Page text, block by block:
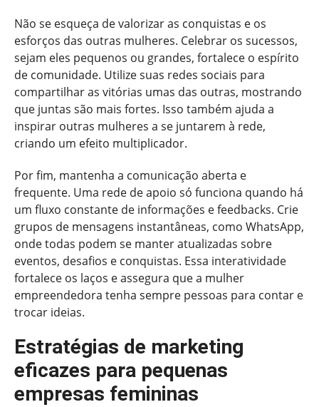
Não se esqueça de valorizar as conquistas e os
esforços das outras mulheres. Celebrar os sucessos,
sejam eles pequenos ou grandes, fortalece o espírito
de comunidade. Utilize suas redes sociais para
compartilhar as vitórias umas das outras, mostrando
que juntas são mais fortes. Isso também ajuda a
inspirar outras mulheres a se juntarem à rede,
criando um efeito multiplicador.
Por fim, mantenha a comunicação aberta e
frequente. Uma rede de apoio só funciona quando há
um fluxo constante de informações e feedbacks. Crie
grupos de mensagens instantâneas, como WhatsApp,
onde todas podem se manter atualizadas sobre
eventos, desafios e conquistas. Essa interatividade
fortalece os laços e assegura que a mulher
empreendedora tenha sempre pessoas para contar e
trocar ideias.
Estratégias de marketing
eficazes para pequenas
empresas femininas